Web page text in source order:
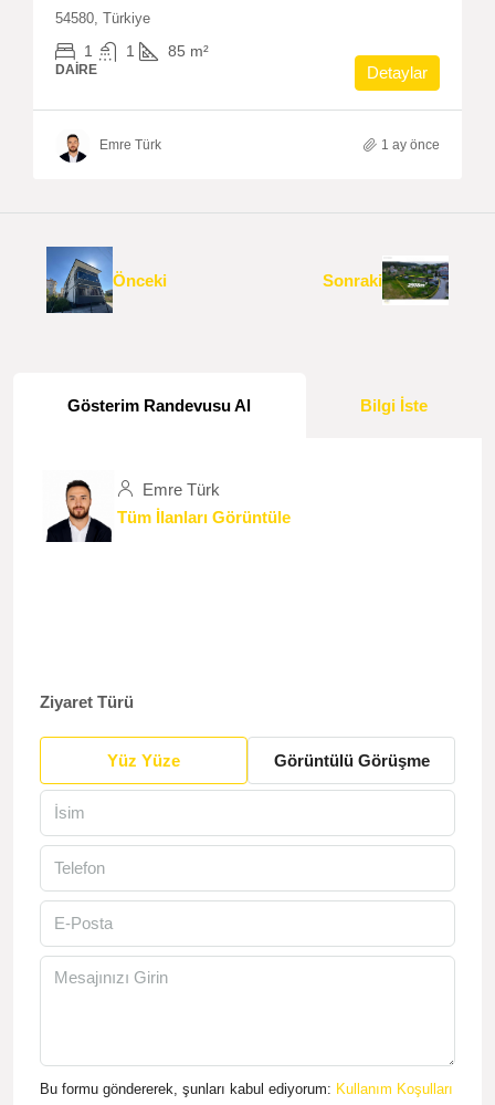
54580, Türkiye
1 1 85 m²
DAIRE Detaylar
Emre Türk 1 ay önce
Önceki Sonraki
Gösterim Randevusu Al Bilgi İste
Emre Türk
Tüm İlanları Görüntüle
Ziyaret Türü
Yüz Yüze Görüntülü Görüşme
Bu formu göndererek, şunları kabul ediyorum: Kullanım Koşulları